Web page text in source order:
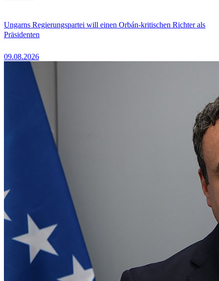
Ungarns Regierungspartei will einen Orbán-kritischen Richter als
Präsidenten
09.08.2026